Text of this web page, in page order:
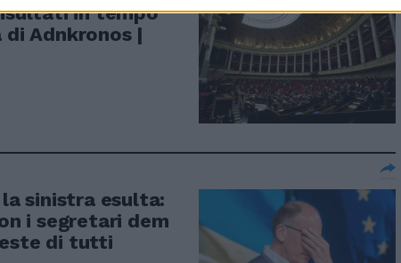
in tempo
Adnkronos |
sinistra esulta:
i segretari dem
di tutti